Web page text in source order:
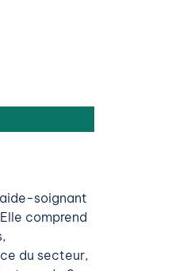
soignant
comprend
du secteur,